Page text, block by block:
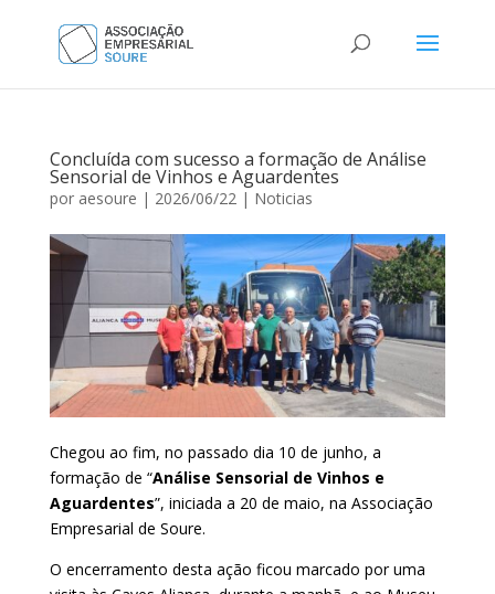
Concluída com sucesso a formação de Análise
Sensorial de Vinhos e Aguardentes
por aesoure | 2026/06/22| Noticias
Chegou ao fim, no passado dia 10 de junho, a
formação de “Análise Sensorial de Vinhos e
Aguardentes”, iniciada a 20 de maio, na Associação
Empresarial de Soure.
O encerramento desta ação ficou marcado por uma